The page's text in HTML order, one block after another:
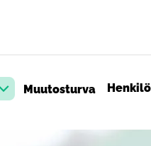
Avaa pudotusvalikko
Muutosturva